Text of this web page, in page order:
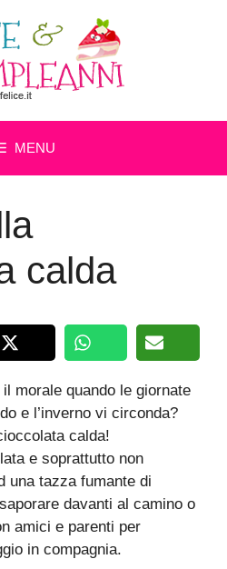
MENU
calda
morale quando le giornate
e l’inverno vi circonda?
calda!
e soprattutto non
una tazza fumante di
davanti al camino o
amici e parenti per
in compagnia.